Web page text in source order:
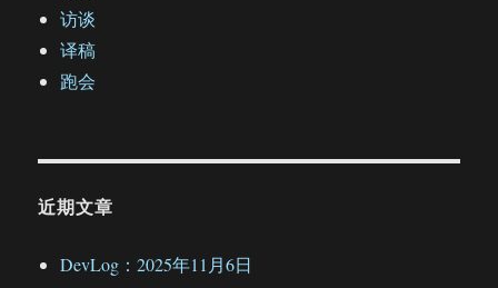
访谈
译稿
跑会
近期文章
DevLog：2025年11月6日